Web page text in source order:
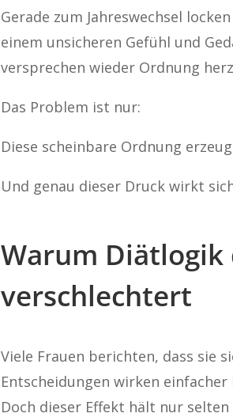
Gerade zum Jahreswechsel
einem unsicheren Gefühl und
versprechen wieder Ordnung
Das Problem ist nur:
Diese scheinbare Ordnung
Und genau dieser Druck wirkt
Warum Diätlogik
verschlechtert
Viele Frauen berichten, dass sie
Entscheidungen wirken
Doch dieser Effekt hält nur selten